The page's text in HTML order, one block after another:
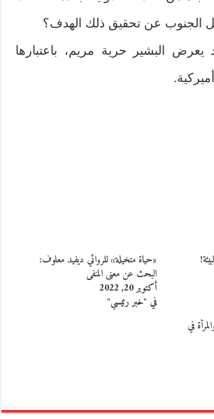
الجنوب عن تحقيق ذلك الهدف؟
يعرض البشير حرية مريم، باعتبارها
«حياة متخيلة» للروائي ديفيد معلوف:
البحث عن معنى المنفى
أكتوبر 20, 2022
في "خبر رئيسي"
في